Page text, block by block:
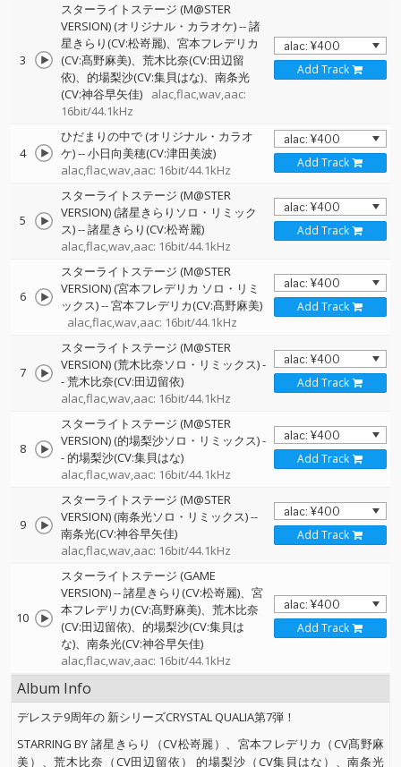
3
スターライトステージ (M@STER
VERSION) (オリジナル・カラオケ)--諸
星きらり(CV:松嵜麗)、宮本フレデリカ
(CV:髙野麻美)、荒木比奈(CV:田辺留
依)、的場梨沙(CV:集貝はな)、南条光
(CV:神谷早矢佳)
alac,flac,wav,aac:
16bit/44.1kHz
Add Track
4
ひだまりの中で (オリジナル・カラオ
ケ)--小日向美穂(CV:津田美波)
alac,flac,wav,aac: 16bit/44.1kHz
Add Track
5
スターライトステージ (M@STER
VERSION) (諸星きらりソロ・リミック
ス)--諸星きらり(CV:松嵜麗)
alac,flac,wav,aac: 16bit/44.1kHz
Add Track
6
スターライトステージ (M@STER
VERSION) (宮本フレデリカ ソロ・リミ
ックス)--宮本フレデリカ(CV:髙野麻美)
alac,flac,wav,aac: 16bit/44.1kHz
Add Track
7
スターライトステージ (M@STER
VERSION) (荒木比奈ソロ・リミックス)-
-荒木比奈(CV:田辺留依)
alac,flac,wav,aac: 16bit/44.1kHz
Add Track
8
スターライトステージ (M@STER
VERSION) (的場梨沙ソロ・リミックス)-
- 的場梨沙(CV:集貝はな)
alac,flac,wav,aac: 16bit/44.1kHz
Add Track
9
スターライトステージ (M@STER
VERSION) (南条光ソロ・リミックス)--
南条光(CV:神谷早矢佳)
alac,flac,wav,aac: 16bit/44.1kHz
Add Track
10
スターライトステージ (GAME
VERSION)--諸星きらり(CV:松嵜麗)、宮
本フレデリカ(CV:髙野麻美)、荒木比奈
(CV:田辺留依)、的場梨沙(CV:集貝は
な)、南条光(CV:神谷早矢佳)
alac,flac,wav,aac: 16bit/44.1kHz
Add Track
Album Info
デレステ9周年の 新シリーズCRYSTAL QUALIA第7弾！
STARRING BY 諸星きらり（CV松嵜麗）、宮本フレデリカ（CV髙野麻
美）、荒木比奈（CV田辺留依） 的場梨沙（CV集貝はな）、南条光